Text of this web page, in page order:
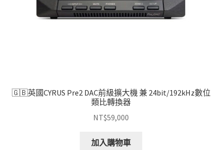
🇬🇧英國CYRUS Pre2 DAC前級擴大機 兼 24bit/192kHz數位
類比轉換器
NT$59,000
加入購物車